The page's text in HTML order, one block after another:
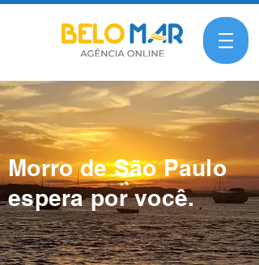
Morro de São Paulo
espera por você.